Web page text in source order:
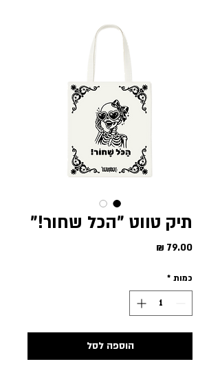
תיק טווט "הכל שחור!"
כמות *
הוספה לסל